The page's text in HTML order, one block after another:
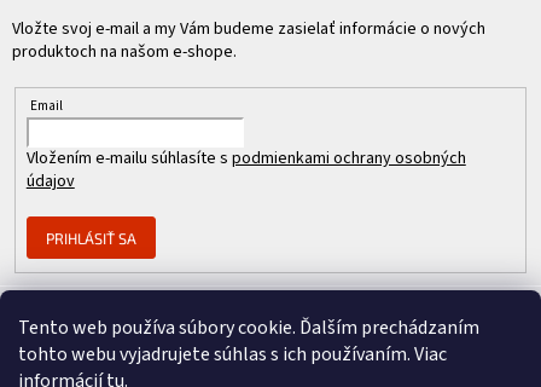
Tento web používa súbory cookie. Ďalším prechádzaním
tohto webu vyjadrujete súhlas s ich používaním. Viac
informáciítu.
Vložte svoj e-mail a my Vám budeme zasielať informácie o nových
produktoch na našom e-shope.
Email
Vložením e-mailu súhlasíte s podmienkami ochrany osobných
údajov
PRIHLÁSIŤ SA
Člen skupiny